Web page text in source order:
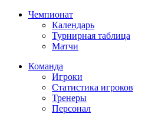
Чемпионат
Календарь
Турнирная таблица
Матчи
Команда
Игроки
Статистика игроков
Тренеры
Персонал